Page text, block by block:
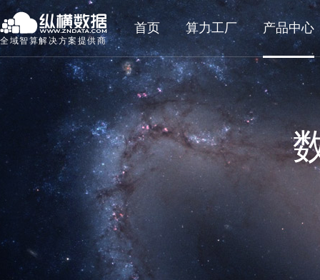
全域智算解决方案提供商
首页 算力工厂 产品中心